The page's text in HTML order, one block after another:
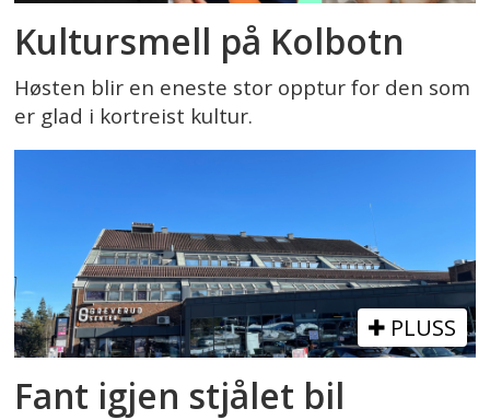
Kultursmell på Kolbotn
Høsten blir en eneste stor opptur for den som
er glad i kortreist kultur.
PLUSS
Fant igjen stjålet bil